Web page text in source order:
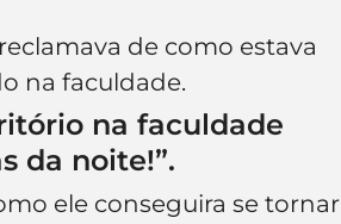
de como estava
na faculdade.
na faculdade
da noite!”.
ele conseguira se tornar